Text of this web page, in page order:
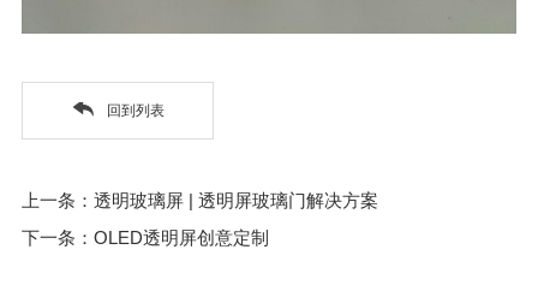
回到列表
上一条：透明玻璃屏 | 透明屏玻璃门解决方案
下一条：OLED透明屏创意定制